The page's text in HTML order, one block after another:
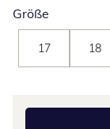
Größe
17 18